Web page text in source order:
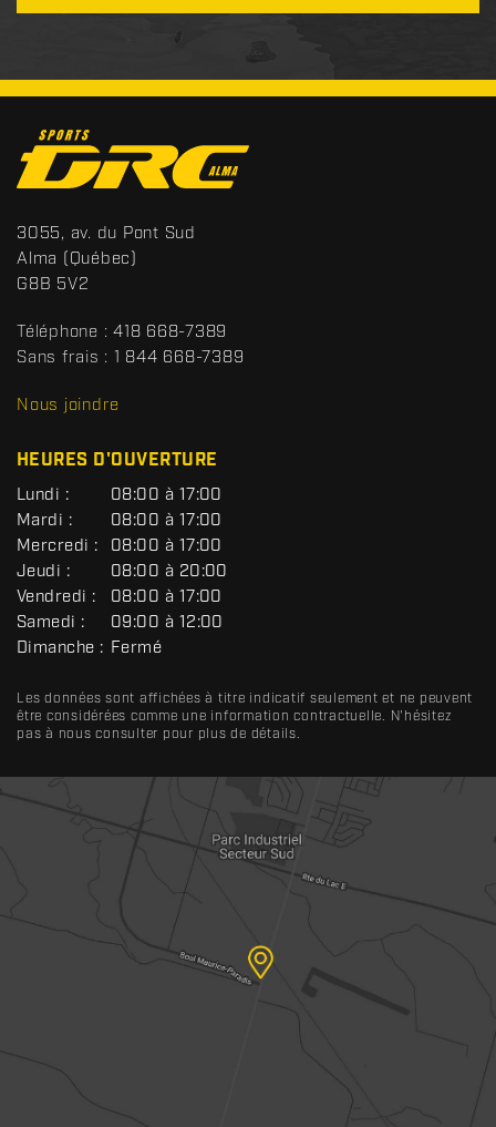
o
n
t
a
c
t
S
p
o
t
s
R
3055, av. du Pont Sud
Alma (Québec)
G8B 5V2
Téléphone : 418 668-7389
Sans frais : 1 844 668-7389
Nous joindre
HEURES D'OUVERTURE
G
É
N
É
R
A
L
Lundi :
08:00 à 17:00
Mardi :
08:00 à 17:00
Mercredi :
08:00 à 17:00
Jeudi :
08:00 à 20:00
Vendredi :
08:00 à 17:00
Samedi :
09:00 à 12:00
Dimanche : Fermé
Les données sont affichées à titre indicatif seulement et ne peuvent
être considérées comme une information contractuelle. N'hésitez
pas à nous consulter pour plus de détails.